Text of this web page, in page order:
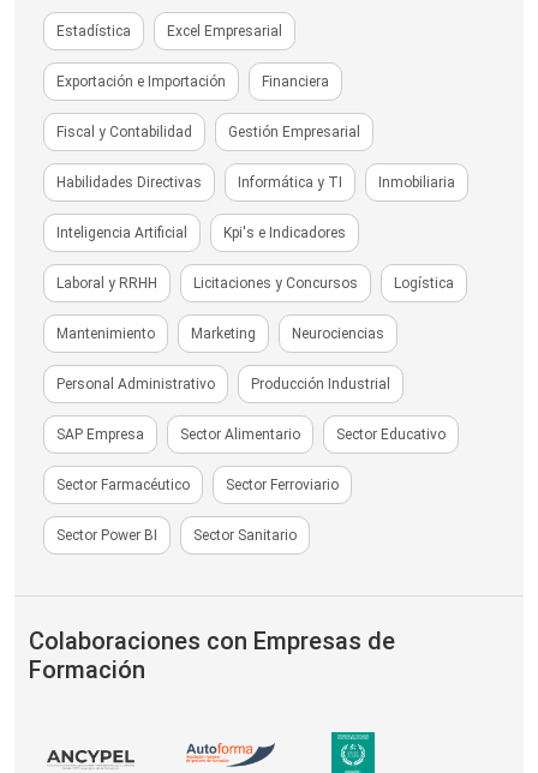
Estadística Excel Empresarial
Exportación e Importación Financiera
Fiscal y Contabilidad Gestión Empresarial
Habilidades Directivas Informática y TI Inmobiliaria
Inteligencia Artificial Kpi's e Indicadores
Laboral y RRHH Licitaciones y Concursos Logística
Mantenimiento Marketing Neurociencias
Personal Administrativo Producción Industrial
SAP Empresa Sector Alimentario Sector Educativo
Sector Farmacéutico Sector Ferroviario
Sector Power BI Sector Sanitario
Colaboraciones con Empresas de
Formación